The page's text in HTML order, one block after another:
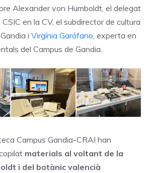
Alexander von Humboldt, el delegat
en la CV, el subdirector de cultura
i Virgínia Garófano , experta en
del Campus de Gandia.
Campus Gandia-CRAI han
materials al voltant de la
i del botànic valencià